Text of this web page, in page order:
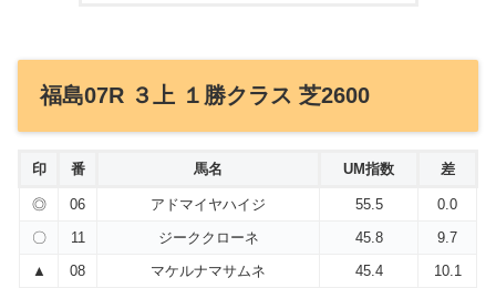
福島07R ３上 １勝クラス 芝2600
印 番 馬名 UM指数 差
◎ 06 アドマイヤハイジ 55.5
0.0
〇
11 ジーククローネ 45.8
9.7
▲
08 マケルナマサムネ 45.4
10.1